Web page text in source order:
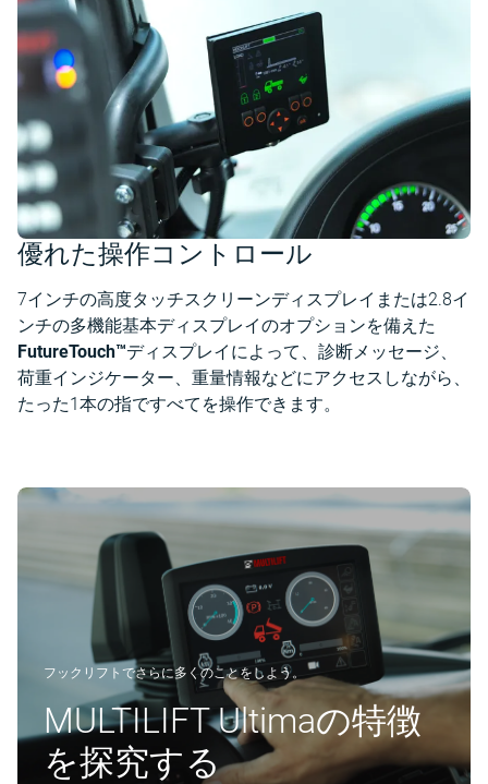
優れた操作コントロール
7インチの高度タッチスクリーンディスプレイまたは2.8イ
ンチの多機能基本ディスプレイのオプションを備えた
FutureTouch™ディスプレイによって、診断メッセージ、
荷重インジケーター、重量情報などにアクセスしながら、
たった1本の指ですべてを操作できます。
フックリフトでさらに多くのことをしよう。
MULTILIFT Ultimaの特徴
を探究する